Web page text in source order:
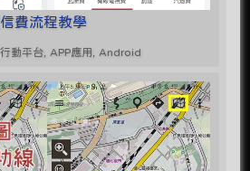
費流程教學
動平台, APP應用, Android